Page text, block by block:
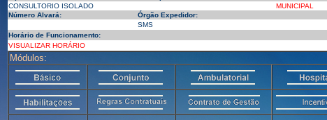
CONSULTORIO ISOLADO
MUNICIPAL
Número Alvará:
Órgão Expedidor:
SMS
Horário de Funcionamento:
VISUALIZAR HORÁRIO
Módulos: